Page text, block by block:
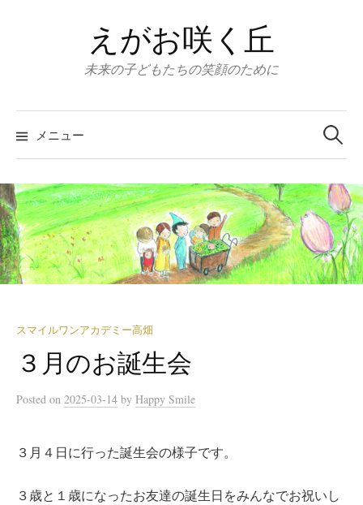
ス
キ
ッ
プ
えがお咲く丘
未来の子どもたちの笑顔のために
メニュー
検
索:
スマイルワンアカデミー高畑
３月のお誕生会
Posted on 2025-03-14 by Happy Smile
３月４日に行った誕生会の様子です。
３歳と１歳になったお友達の誕生日をみんなでお祝いし